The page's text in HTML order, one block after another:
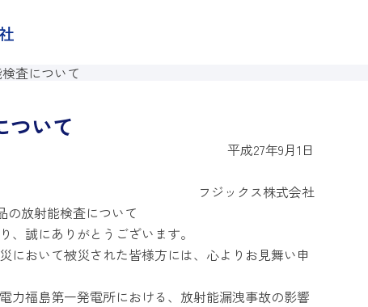
査について
ついて
平成27年9月1日
フジックス株式会社
の放射能検査について
誠にありがとうございます。
において被災された皆様方には、心よりお見舞い申
力福島第一発電所における、放射能漏洩事故の影響